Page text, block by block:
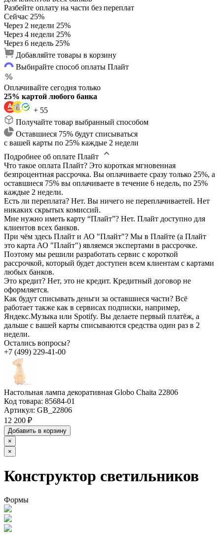
Разбейте оплату на части без переплат
Сейчас 25%
Через 2 недели 25%
Через 4 недели 25%
Через 6 недель 25%
Добавляйте товары в корзину
Выбирайте способ оплаты Плайт
Оплачивайте сегодня только
25% картой любого банка
+ 55
Получайте товар выбранный способом
Оставшиеся 75% будут списываться
с вашей карты по 25% каждые 2 недели
Подробнее об оплате Плайт
Что такое оплата Плайт? Это короткая мгновенная
безпроцентная рассрочка. Вы оплачиваете сразу только 25%, а
оставшиеся 75% вы оплачиваете в течение 6 недель, по 25%
каждые 2 недели.
Есть ли переплата? Нет. Вы ничего не переплачиваетей. Нет
никаких скрытых комиссий.
Мне нужно иметь карту “Плайт”? Нет. Плайт доступно для
клиентов всех банков.
При чём здесь Плайт и АО "Плайт"? Мы в Плайте (а Плайт
это карта АО "Плайт") являемся экспертами в рассрочке.
Поэтому мы решили разработать сервис с короткой
рассрочкой, который будет доступен всем клиентам с картами
любых банков.
Это кредит? Нет, это не кредит. Кредитный договор не
оформляется.
Как будут списывать деньги за оставшиеся части? Всё
работает также как в сервисах подписки, например,
Яндекс.Музыка или Spotify. Вы делаете первый платёж, а
дальше с вашей карты списываются средства один раз в 2
недели.
Остались вопросы?
+7 (499) 229-41-00
Настольная лампа декоративная Globo Chaita 22806
Код товара: 85684-01
Артикул: GB_22806
12 200 ₽
Добавить в корзину
×
×
Конструктор светильников
Формы